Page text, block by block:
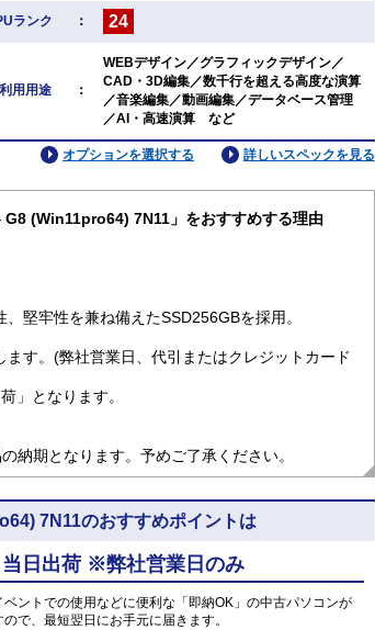
ランク ： 24
用用途 ：
WEBデザイン／グラフィックデザイン／
CAD・3D編集／数千行を超える高度な演算
／音楽編集／動画編集／データベース管理
／AI・高速演算 など
詳しいスペックを見る
オプションを選択する
(Win11pro64) 7N11」をおすすめする理由
堅牢性を兼ね備えたSSD256GBを採用。
す。(弊社営業日、代引またはクレジットカード
」となります。
納期となります。予めご了承ください。
7N11のおすすめポイントは
日出荷 ※弊社営業日のみ
ントでの使用などに便利な「即納OK」の中古パソコンが
で、最短翌日にお手元に届きます。